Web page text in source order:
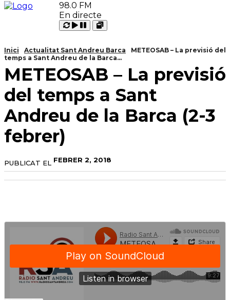
98.0 FM
En directe
Carregant
Reproduir
Pausar
Open
Inici Actualitat Sant Andreu Barca
METEOSAB – La previsió del
temps a Sant Andreu de la Barca...
METEOSAB – La previsió
del temps a Sant
Andreu de la Barca (2-3
febrer)
PUBLICAT EL FEBRER 2, 2018